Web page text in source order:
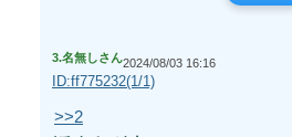
3.名無しさん2024/08/03 16:16
ID:ff775232(1/1)
>>2